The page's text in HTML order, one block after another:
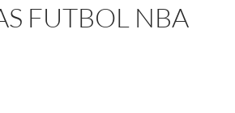
FUTBOL NBA